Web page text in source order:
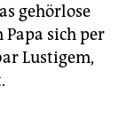
gehörlose
sich per
Lustigem,